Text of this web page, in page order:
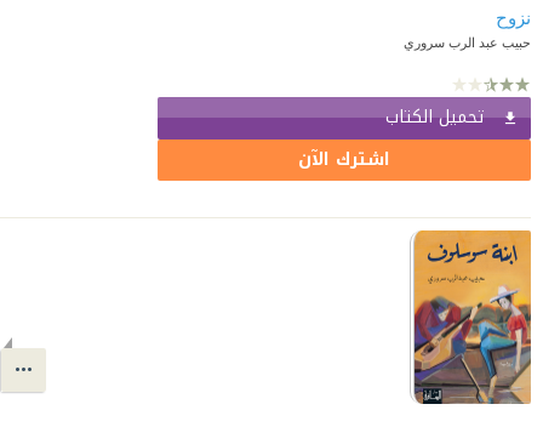
نزوح
حبيب عبد الرب سروري
تحميل الكتاب
اشترك الآن